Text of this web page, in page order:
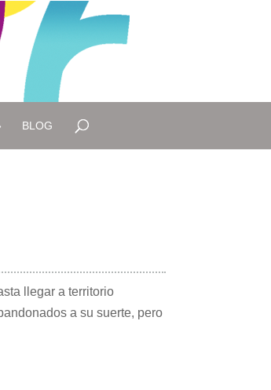
BLOG
llegar a territorio
a su suerte, pero